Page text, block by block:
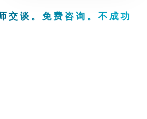
交谈。免费咨询。不成功